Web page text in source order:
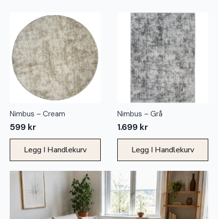
Nimbus – Cream
599 kr
Legg I Handlekurv
Nimbus – Grå
1.699 kr
Legg I Handlekurv